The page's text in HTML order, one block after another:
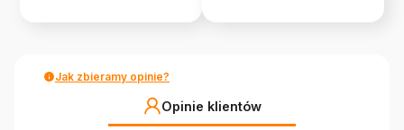
Jak zbieramy opinie?
Opinie klientów